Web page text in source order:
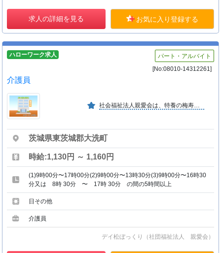
求人の詳細を見る お気に入り登録する
ハローワーク求人
パート・アルバイト
[No:08010-14312261]
介護員
社会福祉法人親愛会は、特養の梅寿園を母体とし高齢者福祉事業・保育園合わせ県央地域３０カ所以上の事業所を保有。永く実績のある法人です。多くの方々のニーズにお応え出来る様努めております
茨城県東茨城郡大洗町
時給:1,130円 ～ 1,160円
(1)9時00分〜17時00分(2)9時00分〜13時30分(3)9時00分〜16時30
分又は 8時 30分 〜 17時 30分 の間の5時間以上
日その他
介護員
デイ松ぼっくり（社団福祉法人 親愛会）